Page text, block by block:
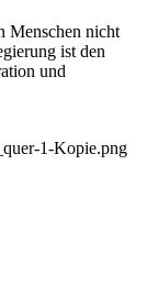
Menschen nicht
ist den
und
1-Kopie.png